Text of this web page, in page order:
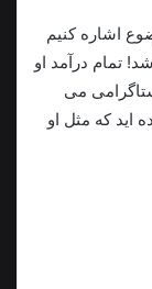
اشاره کنیم
تمام درآمد او
می
اید که مثل او